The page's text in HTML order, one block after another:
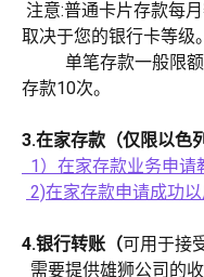
取决于您的银行卡等级。
存款10次。
3.在家存款（仅限以色
1）在家存款业务申
2)在家存款申请成功
4.银行转账（可用于接